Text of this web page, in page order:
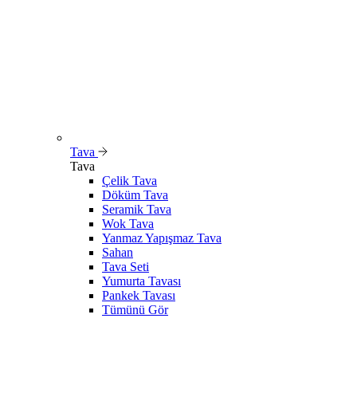
Tava
Tava
Çelik Tava
Döküm Tava
Seramik Tava
Wok Tava
Yanmaz Yapışmaz Tava
Sahan
Tava Seti
Yumurta Tavası
Pankek Tavası
Tümünü Gör